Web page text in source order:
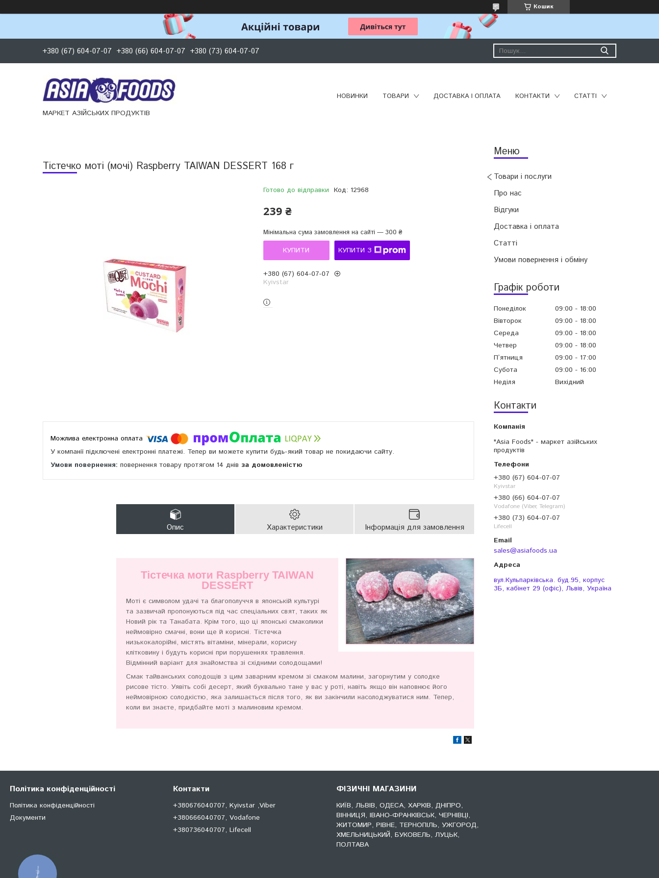
Кошик
+380 (67) 604-07-07 +380 (66) 604-07-07 +380 (73) 604-07-07
МАРКЕТ АЗІЙСЬКИХ ПРОДУКТІВ
НОВИНКИ ТОВАРИ ДОСТАВКА І ОПЛАТА КОНТАКТИ СТАТТІ
Товари і послуги
Про нас
Відгуки
Доставка і оплата
Статті
Умови повернення і обміну
Графік роботи
Понеділок 09:00
18:00
Вівторок
09:00
18:00
Середа
09:00
18:00
Четвер
09:00
18:00
Пʼятниця
09:00
17:00
Субота
09:00
16:00
Неділя
Вихідний
Контакти
"Asia Foods" - маркет азійських
продуктів
+380 (67) 604-07-07
Kyivstar
+380 (66) 604-07-07
Vodafone (Viber, Telegram)
+380 (73) 604-07-07
Lifecell
sales@asiafoods.ua
вул.Кульпарківська. буд.95, корпус
3Б, кабінет 29 (офіс), Львів, Україна
Тістечко моті (мочі) Raspberry TAIWAN DESSERT 168 г
Готово до відправки Код: 12968
239 ₴
Мінімальна сума замовлення на сайті — 300 ₴
КУПИТИ КУПИТИ З
+380 (67) 604-07-07
Kyivstar
У компанії підключені електронні платежі. Тепер ви можете купити будь-який товар не покидаючи сайту.
повернення товару протягом 14 днів за домовленістю
Опис Характеристики Інформація для замовлення
Тістечка моти Raspberry TAIWAN
DESSERT
Моті є символом удачі та благополуччя в японській культурі
та зазвичай пропонуються під час спеціальних свят, таких як
Новий рік та Танабата. Крім того, що ці японські смаколики
неймовірно смачні, вони ще й корисні. Тістечка
низькокалорійні, містять вітаміни, мінерали, корисну
клітковину і будуть корисні при порушеннях травлення.
Відмінний варіант для знайомства зі східними солодощами!
Смак тайванських солодощів з цим заварним кремом зі смаком малини, загорнутим у солодке
рисове тісто. Уявіть собі десерт, який буквально тане у вас у роті, навіть якщо він наповнює його
неймовірною солодкістю, яка залишається після того, як ви закінчили насолоджуватися ним. Тепер,
коли ви знаєте, придбайте моті з малиновим кремом.
Політика конфіденційності
Політика конфіденційності
Документи
Контакти
+380676040707, Kyivstar ,Viber
+380666040707, Vodafone
+380736040707, Lifecell
ФІЗИЧНІ МАГАЗИНИ
КИЇВ, ЛЬВІВ, ОДЕСА, ХАРКІВ, ДНІПРО,
ВІННИЦЯ, ІВАНО-ФРАНКІВСЬК, ЧЕРНІВЦІ,
ЖИТОМИР, РІВНЕ, ТЕРНОПІЛЬ, УЖГОРОД,
ХМЕЛЬНИЦЬКИЙ, БУКОВЕЛЬ, ЛУЦЬК,
ПОЛТАВА
КНОПКА
ЗВ'ЯЗКУ